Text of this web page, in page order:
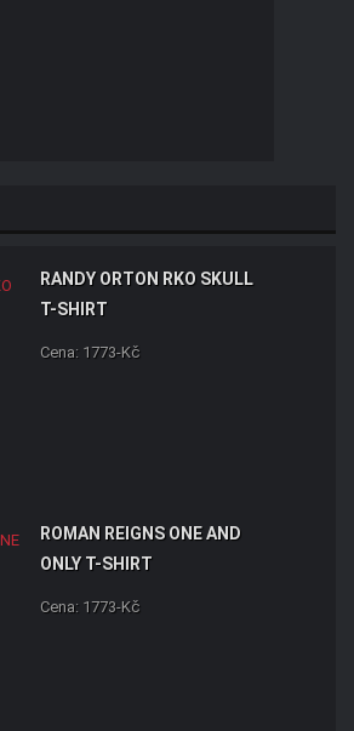
RANDY ORTON RKO SKULL
T-SHIRT
Cena: 1773-Kč
ROMAN REIGNS ONE AND
ONLY T-SHIRT
Cena: 1773-Kč